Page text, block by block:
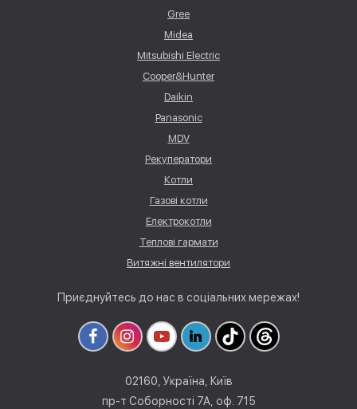
Gree
Midea
Mitsubishi Electric
Cooper&Hunter
Daikin
Panasonic
MDV
Рекуператори
Котли
Газові котли
Електрокотли
Теплові гармати
Витяжні вентилятори
Приєднуйтесь до нас в соціальних мережах!
02160, Україна, Київ
пр-т Соборності 7А, оф. 715